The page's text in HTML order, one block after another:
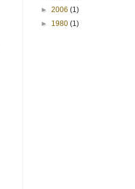
► 2006 (1)
► 1980 (1)